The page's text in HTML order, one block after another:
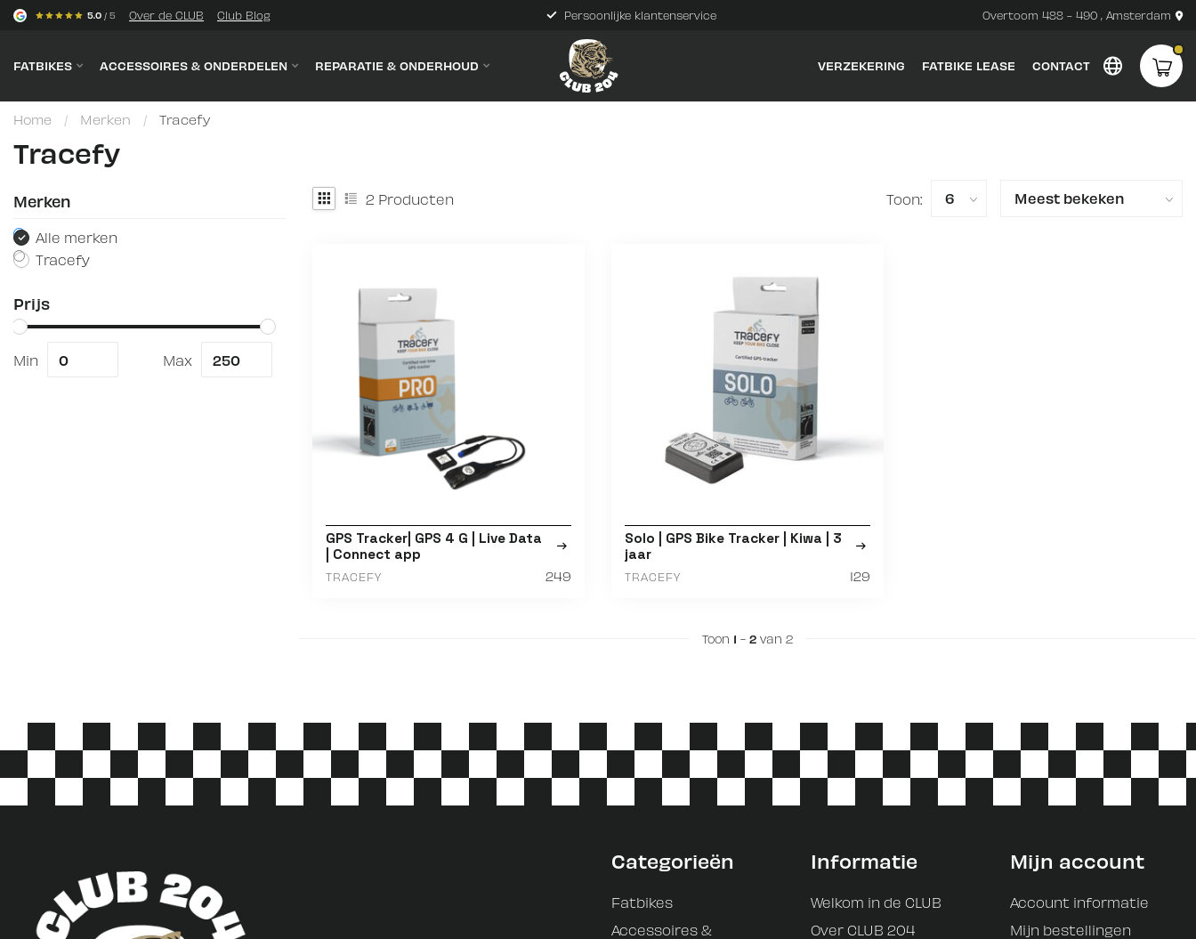
5.0 / 5 Over de CLUB Club Blog Persoonlijke klantenservice Overtoom 488 - 490 , Amsterdam
FATBIKES ACCESSOIRES & ONDERDELEN REPARATIE & ONDERHOUD VERZEKERING FATBIKE LEASE CONTACT
Home / Merken / Tracefy
Tracefy
Merken
Alle merken
Tracefy
Prijs
Min Max
2 Producten Toon:
GPS Tracker| GPS 4 G | Live Data
| Connect app
TRACEFY 249
Solo | GPS Bike Tracker | Kiwa | 3
jaar
TRACEFY 129
Toon 1 - 2 van 2
Categorieën
Fatbikes
Accessoires &
Informatie
Welkom in de CLUB
Over CLUB 204
Mijn account
Account informatie
Mijn bestellingen